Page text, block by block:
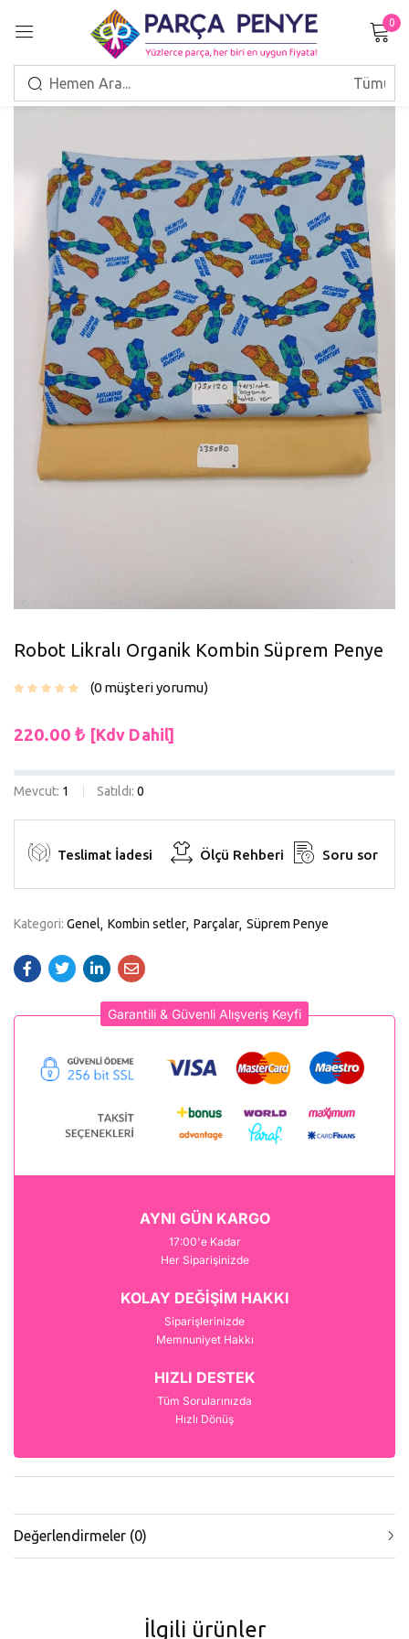
0
Robot Likralı Organik Kombin Süprem Penye
0 müşteri yorumu
220.00 ₺ [Kdv Dahil]
Mevcut: 1 Satıldı: 0
Teslimat İadesi Ölçü Rehberi Soru sor
Kategori: Genel Kombin setler Parçalar Süprem Penye
Garantili & Güvenli Alışveriş Keyfi
AYNI GÜN KARGO
17:00'e Kadar
Her Siparişinizde
KOLAY DEĞİŞİM HAKKI
Siparişlerinizde
Memnuniyet Hakkı
HIZLI DESTEK
Tüm Sorularınızda
Hızlı Dönüş
Değerlendirmeler (0)
İlgili ürünler
Giriş Yap
Beni hatırla Şifrenizi mi unuttunuz?
GIRIŞ
HESAP OLUŞTUR